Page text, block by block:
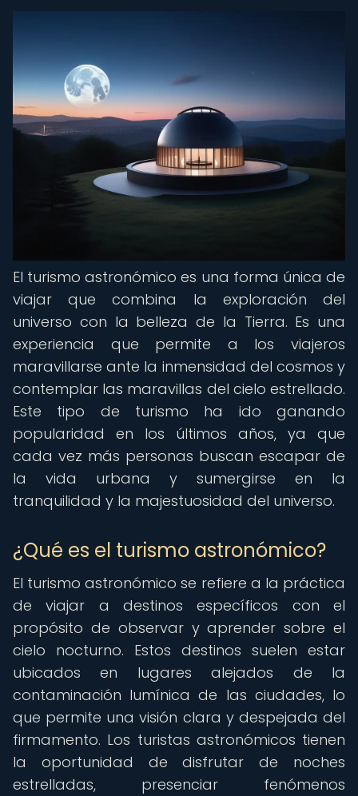
El turismo astronómico es una forma única de
viajar que combina la exploración del
universo con la belleza de la Tierra. Es una
experiencia que permite a los viajeros
maravillarse ante la inmensidad del cosmos y
contemplar las maravillas del cielo estrellado.
Este tipo de turismo ha ido ganando
popularidad en los últimos años, ya que
cada vez más personas buscan escapar de
la vida urbana y sumergirse en la
tranquilidad y la majestuosidad del universo.
¿Qué es el turismo astronómico?
El turismo astronómico se refiere a la práctica
de viajar a destinos específicos con el
propósito de observar y aprender sobre el
cielo nocturno. Estos destinos suelen estar
ubicados en lugares alejados de la
contaminación lumínica de las ciudades, lo
que permite una visión clara y despejada del
firmamento. Los turistas astronómicos tienen
la oportunidad de disfrutar de noches
estrelladas, presenciar fenómenos